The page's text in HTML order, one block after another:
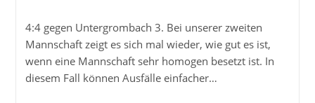
4:4 gegen Untergrombach 3. Bei unserer zweiten
Mannschaft zeigt es sich mal wieder, wie gut es ist,
wenn eine Mannschaft sehr homogen besetzt ist. In
diesem Fall können Ausfälle einfacher…